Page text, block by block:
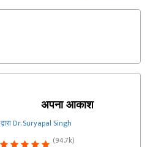
अपना आकाश
द्वारा Dr. Suryapal Singh
(94.7k)